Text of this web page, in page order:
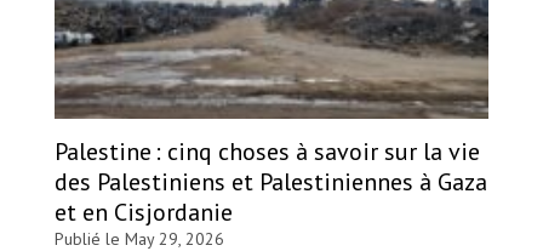
Palestine : cinq choses à savoir sur la vie
des Palestiniens et Palestiniennes à Gaza
et en Cisjordanie
Publié le May 29, 2026